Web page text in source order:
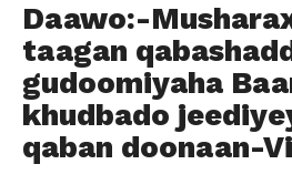
Daawo:-
taagan
gudoomiyaha
khudbado
qaban doonaan-